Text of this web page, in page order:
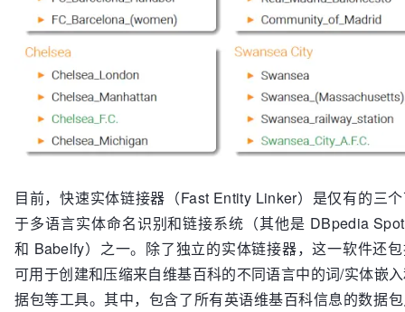
目前，快速实体链接器（Fast Entity Linker）是仅有的三
于多语言实体命名识别和链接系统（其他是 DBpedia
和 Babelfy）之一。除了独立的实体链接器，这一软件还
可用于创建和压缩来自维基百科的不同语言中的词/实体嵌
据包等工具。其中，包含了所有英语维基百科信息的数据